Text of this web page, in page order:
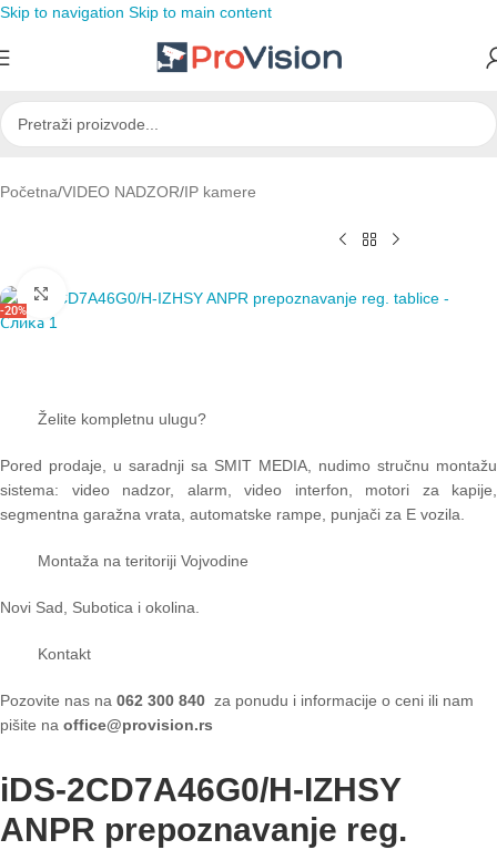
Skip to navigation Skip to main content
Početna/VIDEO NADZOR/IP kamere
-20%
Click to enlarge
Želite kompletnu ulugu?
Pored prodaje, u saradnji sa SMIT MEDIA, nudimo stručnu montažu
sistema: video nadzor, alarm, video interfon, motori za kapije,
segmentna garažna vrata, automatske rampe, punjači za E vozila.
Montaža na teritoriji Vojvodine
Novi Sad, Subotica i okolina.
Kontakt
Pozovite nas na 062 300 840 za ponudu i informacije o ceni ili nam
pišite na office@provision.rs
iDS-2CD7A46G0/H-IZHSY
ANPR prepoznavanje reg.